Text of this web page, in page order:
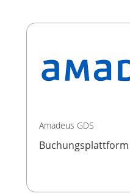
Amadeus GDS
Buchungsplattform